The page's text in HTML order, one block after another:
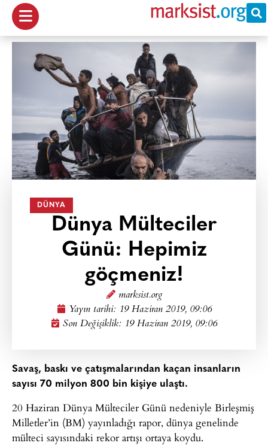
DÜNYA
Dünya Mülteciler
Günü: Hepimiz
göçmeniz!
marksist.org
Yayın tarihi: 19 Haziran 2019, 09:06
Son Değişiklik: 19 Haziran 2019, 09:06
Savaş, baskı ve çatışmalarından kaçan insanların
sayısı 70 milyon 800 bin kişiye ulaştı.
20 Haziran Dünya Mülteciler Günü nedeniyle Birleşmiş
Milletler’in (BM) yayınladığı rapor, dünya genelinde
mülteci sayısındaki rekor artışı ortaya koydu.